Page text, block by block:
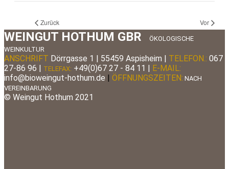
Zurück Vor
WEINGUT HOTHUM GBR
ÖKOLOGISCHE
WEINKULTUR
ANSCHRIFT Dörrgasse 1 | 55459 Aspisheim | TELEFON.: 067
27-86 96 | TELEFAX: +49(0)67 27 - 84 11 | E-MAIL:
info@bioweingut-hothum.de | ÖFFNUNGSZEITEN: NACH
VEREINBARUNG
© Weingut Hothum 2021